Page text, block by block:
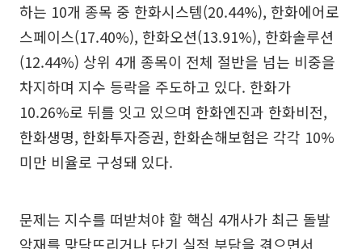
하는 10개 종목 중 한화시스템(20.44%), 한화에어로
스페이스(17.40%), 한화오션(13.91%), 한화솔루션
(12.44%) 상위 4개 종목이 전체 절반을 넘는 비중을
차지하며 지수 등락을 주도하고 있다. 한화가
10.26%로 뒤를 잇고 있으며 한화엔진과 한화비전,
한화생명, 한화투자증권, 한화손해보험은 각각 10%
미만 비율로 구성돼 있다.
문제는 지수를 떠받쳐야 할 핵심 4개사가 최근 돌발
악재를 맞닥뜨리거나 단기 실적 부담을 겪으면서